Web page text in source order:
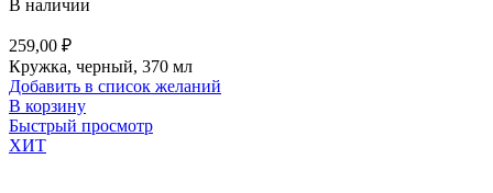
В наличии
259,00 ₽
Кружка, черный, 370 мл
Добавить в список желаний
В корзину
Быстрый просмотр
ХИТ